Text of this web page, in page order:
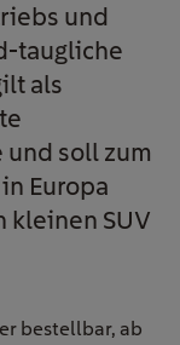
und
taugliche
als
soll zum
Europa
kleinen SUV
bestellbar, ab